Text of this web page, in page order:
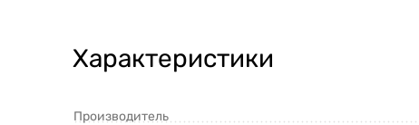
Характеристики
Производитель